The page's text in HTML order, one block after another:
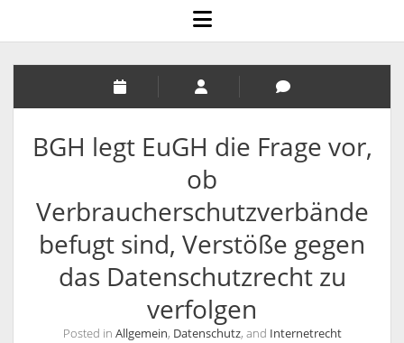
AGB
BLOG
DATENSCHUTZERKLÄRUNG
IMPRESSUM
KANZLEI
KONTAKT / INFORMATIONEN
ANFAHRT
INFORMATIONEN
KONTAKT
SPRECHZEITEN
VOLLMACHT
RECHTSANWÄLTE
RECHTSANWALT NILS PÜTZ
RECHTSANWÄLTIN VERONIKA KLENK
SCHULUNGSANGEBOTE
ARBEITSRECHT FÜR PERSONALDISPONENTEN
RECHTLICHES UPDATE FÜR AUSBILDER
RECHTSSICHER IM INTERNET – WETTBEWERBSRECHT,
open
menu
BGH legt EuGH die Frage vor,
ob
Verbraucherschutzverbände
befugt sind, Verstöße gegen
das Datenschutzrecht zu
verfolgen
Posted in Allgemein, Datenschutz, and Internetrecht